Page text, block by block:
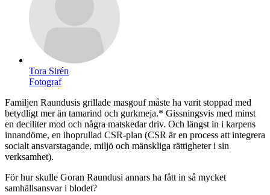
Tora Sirén
Fotograf
Familjen Raundusis grillade masgouf måste ha varit stoppad med
betydligt mer än tamarind och gurkmeja.* Gissningsvis med minst
en deciliter mod och några matskedar driv. Och längst in i karpens
innandöme, en ihoprullad CSR-plan (CSR är en process att integrera
socialt ansvarstagande, miljö och mänskliga rättigheter i sin
verksamhet).
För hur skulle Goran Raundusi annars ha fått in så mycket
samhällsansvar i blodet?